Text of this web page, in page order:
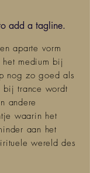
add a tagline.
aparte vorm
het medium bij
nog zo goed als
bij trance wordt
andere
waarin het
aan het
wereld des